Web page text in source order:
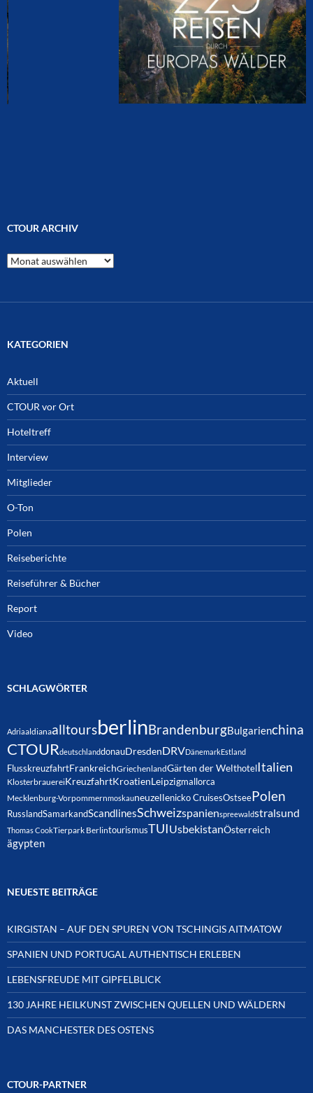
CTOUR ARCHIV
CTOUR
Archiv
KATEGORIEN
Aktuell
CTOUR vor Ort
Hoteltreff
Interview
Mitglieder
O-Ton
Polen
Reiseberichte
Reiseführer & Bücher
Report
Video
SCHLAGWÖRTER
AdriaaldianaalltoursberlinBrandenburgBulgarienchina
CTOURdeutschlanddonauDresdenDRVDänemarkEstland
FlusskreuzfahrtFrankreichGriechenlandGärten der WelthotelItalien
KlosterbrauereiKreuzfahrtKroatienLeipzigmallorca
Mecklenburg-Vorpommernmoskauneuzellenicko CruisesOstseePolen
RusslandSamarkandScandlinesSchweizspanienspreewaldstralsund
Thomas CookTierpark BerlintourismusTUIUsbekistanÖsterreich
ägypten
NEUESTE BEITRÄGE
KIRGISTAN – AUF DEN SPUREN VON TSCHINGIS AITMATOW
SPANIEN UND PORTUGAL AUTHENTISCH ERLEBEN
LEBENSFREUDE MIT GIPFELBLICK
130 JAHRE HEILKUNST ZWISCHEN QUELLEN UND WÄLDERN
DAS MANCHESTER DES OSTENS
CTOUR-PARTNER